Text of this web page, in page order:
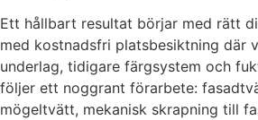
Ett hållbart resultat börjar med rätt
med kostnadsfri platsbesiktning där
underlag, tidigare färgsystem och
följer ett noggrant förarbete:
mögeltvätt, mekanisk skrapning till